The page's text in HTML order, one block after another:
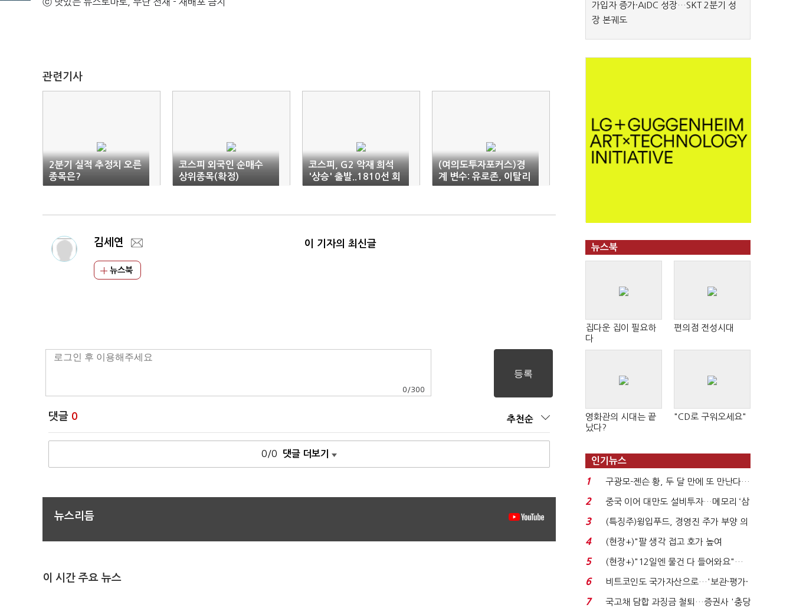
관련기사
2분기 실적 추정치 오른
종목은?
코스피 외국인 순매수
상위종목(확정)
코스피, G2 악재 희석
'상승' 출발..1810선 회
복(9:20)
(여의도투자포커스)경
계 변수: 유로존, 이탈리
아
김세연
뉴스북
이 기자의 최신글
0 /300
댓글 0 추천순
0/0 댓글 더보기
뉴스리듬
이 시간 주요 뉴스
가입자 증가·AIDC 성장…SKT 2분기 성
장 본궤도
뉴스북
집다운 집이 필요하
다
편의점 전성시대
영화관의 시대는 끝
났다?
"CD로 구워오세요"
인기뉴스
1
구광모-젠슨 황, 두 달 만에 또 만난다…
로봇·AI 등 논...
2
중국 이어 대만도 설비투자…메모리 ‘삼
국전쟁’
3
(특징주)윙입푸드, 경영진 주가 부양 의
지에 상한가...
4
(현장+)"팔 생각 접고 호가 높여
요"…'덜 똘똘한 한 채' 20...
5
(현장+)"12일엔 물건 다 들어와요"…
빈 매대 채우며 문 연 ...
6
비트코인도 국가자산으로…'보관·평가·
처분' 기준은 ...
7 국고채 담합 과징금 철퇴…증권사 '충당